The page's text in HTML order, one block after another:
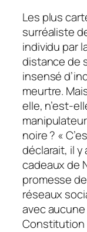
Les plus
surréaliste
individu par
distance de
insensé
meurtre.
elle, n’est-
noire ? «
déclarait, il y
cadeaux de
promesse
réseaux
avec
Constitution